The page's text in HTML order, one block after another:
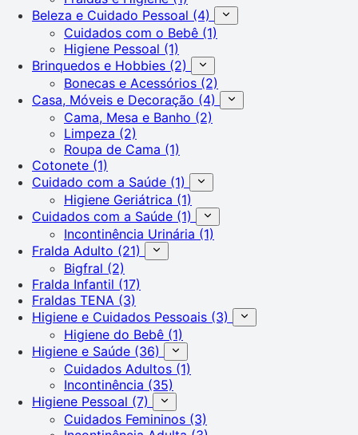
Beleza e Cuidado Pessoal (4)
Cuidados com o Bebê (1)
Higiene Pessoal (1)
Brinquedos e Hobbies (2)
Bonecas e Acessórios (2)
Casa, Móveis e Decoração (4)
Cama, Mesa e Banho (2)
Limpeza (2)
Roupa de Cama (1)
Cotonete (1)
Cuidado com a Saúde (1)
Higiene Geriátrica (1)
Cuidados com a Saúde (1)
Incontinência Urinária (1)
Fralda Adulto (21)
Bigfral (2)
Fralda Infantil (17)
Fraldas TENA (3)
Higiene e Cuidados Pessoais (3)
Higiene do Bebê (1)
Higiene e Saúde (36)
Cuidados Adultos (1)
Incontinência (35)
Higiene Pessoal (7)
Cuidados Femininos (3)